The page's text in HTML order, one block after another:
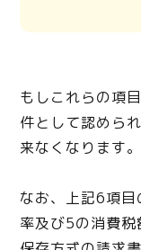
もしこれらの項
件として認めら
来なくなります。
なお、上記6項
率及び5の消費